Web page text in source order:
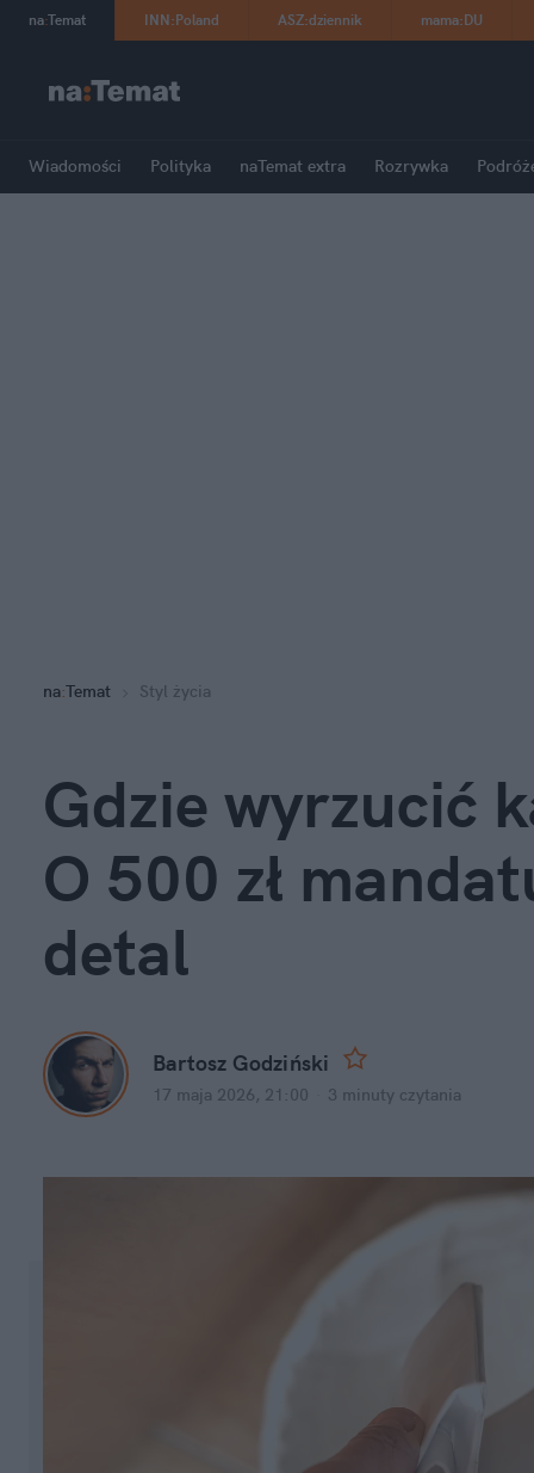
na:Temat INN:Poland ASZ:dziennik mama:DU
Wiadomości Polityka naTemat extra Rozrywka
na:Temat Styl życia
Gdzie wyrzucić
O 500 zł
detal
Bartosz Godziński
17 maja 2026, 21:00 3 minuty czytania